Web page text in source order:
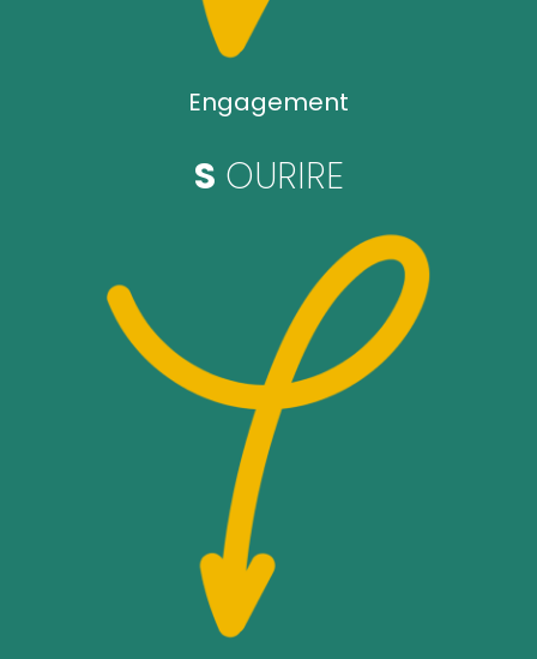
Engagement
S OURIRE